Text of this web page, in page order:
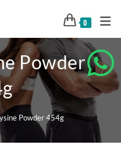
0
Powder
Powder 454g